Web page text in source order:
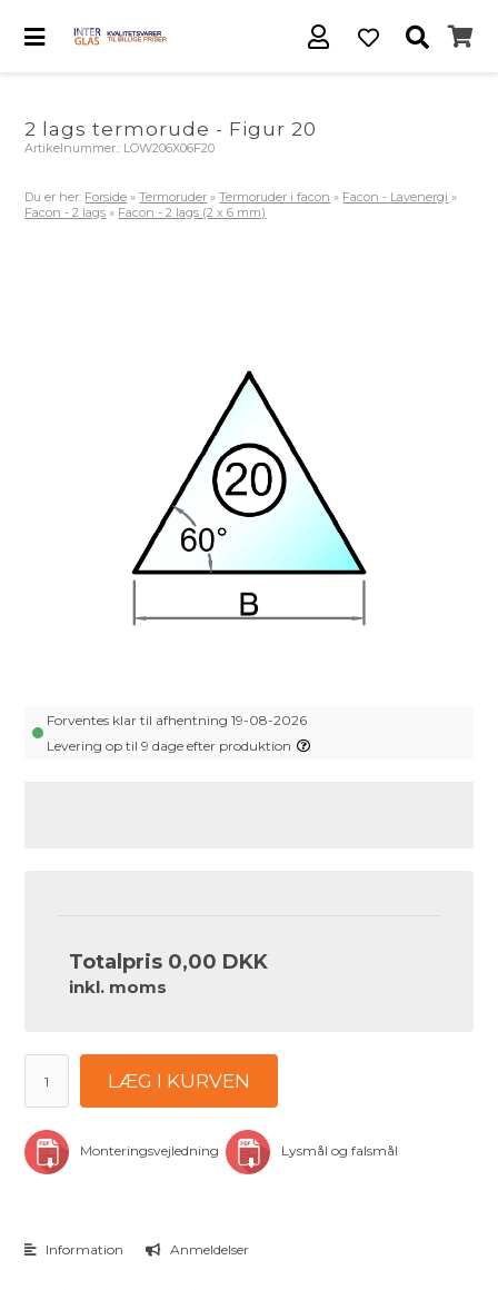
2 lags termorude - Figur 20
Artikelnummer.: LOW206X06F20
Du er her: Forside »Termoruder »Termoruder i facon » Facon - Lavenergi »
Facon - 2 lags » Facon - 2 lags (2 x 6 mm)
Forventes klar til afhentning 19-08-2026
Levering op til 9 dage efter produktion
Totalpris 0,00 DKK
inkl. moms
LÆG I KURVEN
Monteringsvejledning Lysmål og falsmål
Information Anmeldelser